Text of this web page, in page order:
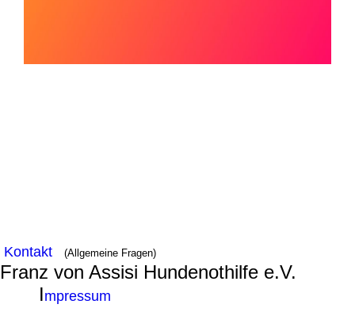
Kontakt (Allgemeine Fragen)
Franz von Assisi Hundenothilfe e.V.
Impressum